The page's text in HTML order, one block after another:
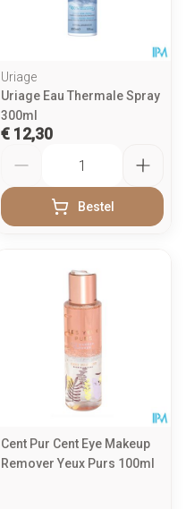
Uriage
Uriage Eau Thermale Spray
300ml
€ 12,30
Bestel
Cent Pur Cent Eye Makeup
Remover Yeux Purs 100ml